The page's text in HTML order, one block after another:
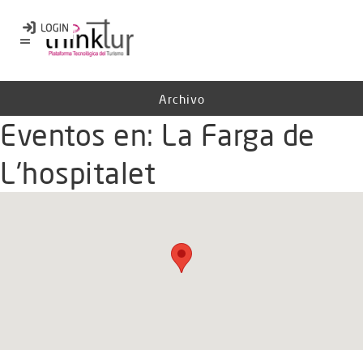
Archivo
Eventos en: La Farga de
L'hospitalet